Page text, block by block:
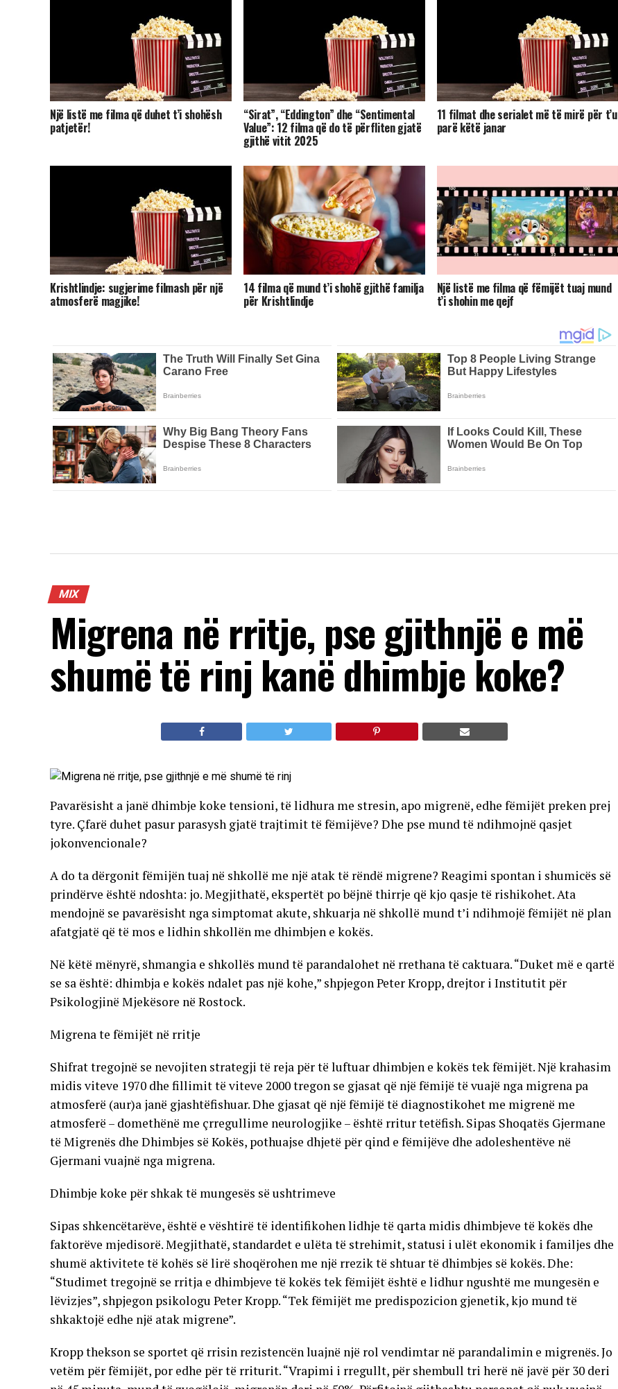
Një listë me filma që duhet t’i shohësh
patjetër!
“Sirat”, “Eddington” dhe “Sentimental
Value”: 12 filma që do të përfliten gjatë
gjithë vitit 2025
11 filmat dhe serialet më të mirë për t’u
parë këtë janar
Krishtlindje: sugjerime filmash për një
atmosferë magjike!
14 filma që mund t’i shohë gjithë familja
për Krishtlindje
Një listë me filma që fëmijët tuaj mund
t’i shohin me qejf
MIX
Migrena në rritje, pse gjithnjë e më
shumë të rinj kanë dhimbje koke?
Pavarësisht a janë dhimbje koke tensioni, të lidhura me stresin, apo migrenë, edhe fëmijët preken prej
tyre. Çfarë duhet pasur parasysh gjatë trajtimit të fëmijëve? Dhe pse mund të ndihmojnë qasjet
jokonvencionale?
A do ta dërgonit fëmijën tuaj në shkollë me një atak të rëndë migrene? Reagimi spontan i shumicës së
prindërve është ndoshta: jo. Megjithatë, ekspertët po bëjnë thirrje që kjo qasje të rishikohet. Ata
mendojnë se pavarësisht nga simptomat akute, shkuarja në shkollë mund t’i ndihmojë fëmijët në plan
afatgjatë që të mos e lidhin shkollën me dhimbjen e kokës.
Në këtë mënyrë, shmangia e shkollës mund të parandalohet në rrethana të caktuara. “Duket më e qartë
se sa është: dhimbja e kokës ndalet pas një kohe,” shpjegon Peter Kropp, drejtor i Institutit për
Psikologjinë Mjekësore në Rostock.
Migrena te fëmijët në rritje
Shifrat tregojnë se nevojiten strategji të reja për të luftuar dhimbjen e kokës tek fëmijët. Një krahasim
midis viteve 1970 dhe fillimit të viteve 2000 tregon se gjasat që një fëmijë të vuajë nga migrena pa
atmosferë (aur)a janë gjashtëfishuar. Dhe gjasat që një fëmijë të diagnostikohet me migrenë me
atmosferë – domethënë me çrregullime neurologjike – është rritur tetëfish. Sipas Shoqatës Gjermane
të Migrenës dhe Dhimbjes së Kokës, pothuajse dhjetë për qind e fëmijëve dhe adoleshentëve në
Gjermani vuajnë nga migrena.
Dhimbje koke për shkak të mungesës së ushtrimeve
Sipas shkencëtarëve, është e vështirë të identifikohen lidhje të qarta midis dhimbjeve të kokës dhe
faktorëve mjedisorë. Megjithatë, standardet e ulëta të strehimit, statusi i ulët ekonomik i familjes dhe
shumë aktivitete të kohës së lirë shoqërohen me një rrezik të shtuar të dhimbjes së kokës. Dhe:
“Studimet tregojnë se rritja e dhimbjeve të kokës tek fëmijët është e lidhur ngushtë me mungesën e
lëvizjes”, shpjegon psikologu Peter Kropp. “Tek fëmijët me predispozicion gjenetik, kjo mund të
shkaktojë edhe një atak migrene”.
Kropp thekson se sportet që rrisin rezistencën luajnë një rol vendimtar në parandalimin e migrenës. Jo
vetëm për fëmijët, por edhe për të rriturit. “Vrapimi i rregullt, për shembull tri herë në javë për 30 deri